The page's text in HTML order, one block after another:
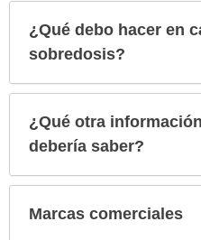
¿Qué debo hacer en
sobredosis?
¿Qué otra
debería saber?
Marcas comerciales